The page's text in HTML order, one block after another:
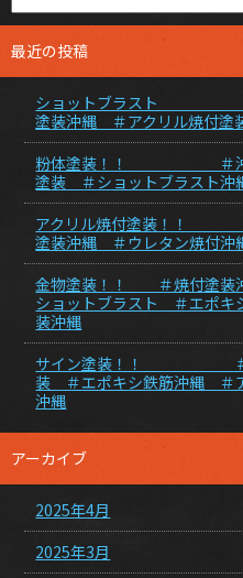
最近の投稿
ショットブラスト ＃
塗装沖縄 ＃アクリル焼付
粉体塗装！！ ＃沖縄
塗装 ＃ショットブラスト
アクリル焼付塗装！！
塗装沖縄 ＃ウレタン焼付
金物塗装！！ ＃焼付塗装
ショットブラスト ＃エポキ
装沖縄
サイン塗装！！ ＃沖
装 ＃エポキシ鉄筋沖縄 ＃
沖縄
アーカイブ
2025年4月
2025年3月